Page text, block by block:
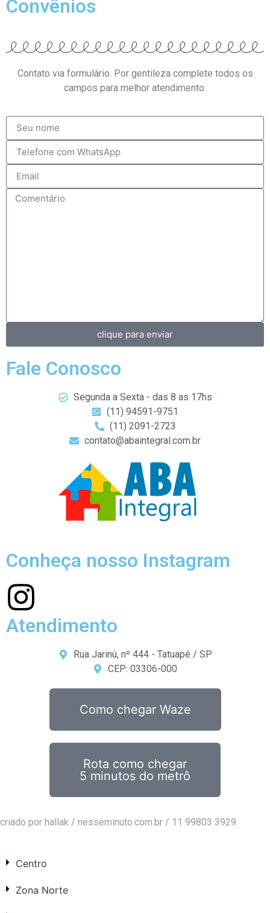
Convênios
Contato via formulário. Por gentileza complete todos os
campos para melhor atendimento:
clique para enviar
Fale Conosco
Segunda a Sexta - das 8 as 17hs
(11) 94591-9751
(11) 2091-2723
contato@abaintegral.com.br
Conheça nosso Instagram
Atendimento
Rua Jarinú, nº 444 - Tatuapé / SP
CEP: 03306-000
Como chegar Waze
Rota como chegar
5 minutos do metrô
criado por hallak / nesseminuto.com.br / 11 99803 3929
Centro
Zona Norte